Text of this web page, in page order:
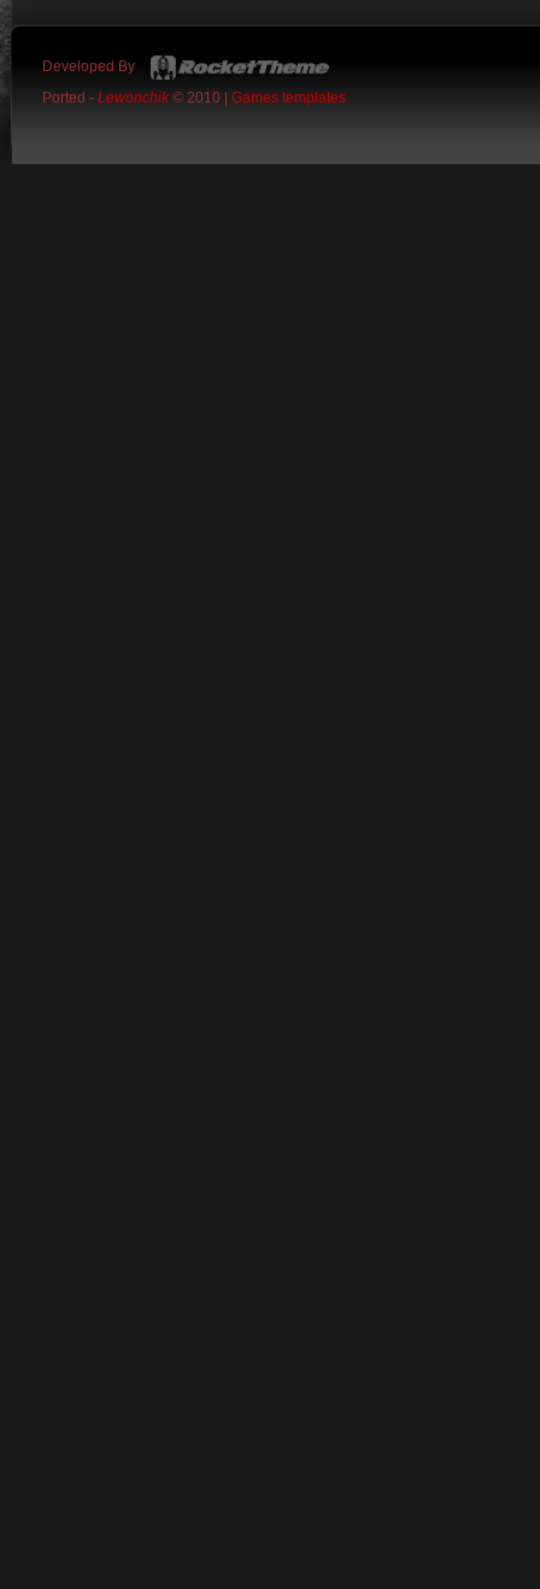
Developed By
Ported - Lewonchik © 2010 | Games templates